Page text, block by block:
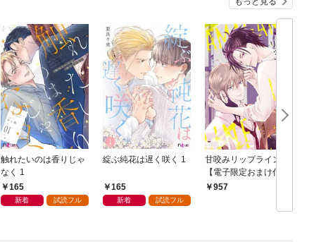
触れたいのは香りじゃ
なく 1
165
新着 試読フル
綻ぶ純花は遅く咲く 1
165
新着 試読フル
甘咬みリップライン
【電子限定おまけ付
き】957